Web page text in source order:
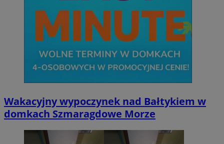
Wakacyjny wypoczynek nad Bałtykiem w
domkach Szmaragdowe Morze